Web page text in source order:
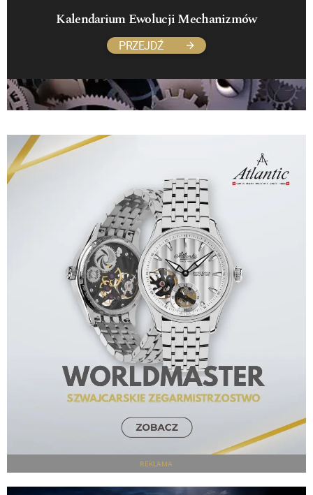
Kalendarium Ewolucji Mechanizmów
PRZEJDŹ
REKLAMA